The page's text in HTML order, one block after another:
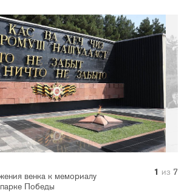
венка к мемориалу
Победы
1 из 7
2 из 7
3 из 7
4 из 7
5 из 7
6 из 7
7 из 7